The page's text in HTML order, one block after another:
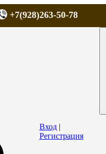
+7(928)263-50-78
Вход|
Регистрация